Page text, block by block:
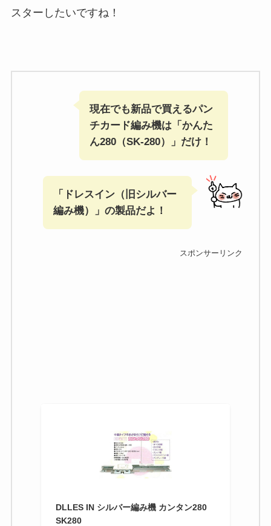
スターしたいですね！
現在でも新品で買えるパン
チカード編み機は「かんた
ん280（SK-280）」だけ！
「ドレスイン（旧シルバー
編み機）」の製品だよ！
スポンサーリンク
DLLES IN シルバー編み機 カンタン280
SK280